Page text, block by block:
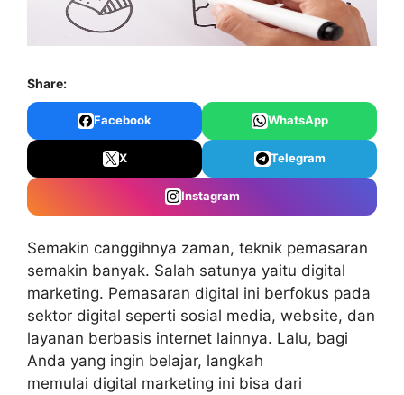
Share:
Facebook WhatsApp
X Telegram
Instagram
Semakin canggihnya zaman, teknik pemasaran
semakin banyak. Salah satunya yaitu digital
marketing. Pemasaran digital ini berfokus pada
sektor digital seperti sosial media, website, dan
layanan berbasis internet lainnya. Lalu, bagi
Anda yang ingin belajar, langkah
memulai digital marketing ini bisa dari